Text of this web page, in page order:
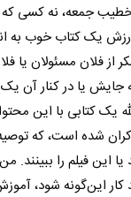
جمعه، نه کسی که
یک کتاب خوب به
فلان مسئولان یا
یا در کنار آن
یک کتابی با این
شده است، که
این فیلم را ببینند.
کار این‌گونه شود،